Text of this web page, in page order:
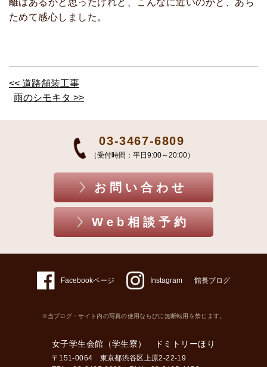
離はあるかと思ったけれど、こんなに近いのかと、あら
ためて感心しました。
<< 道路舗装工事
雨のシモキタ >>
03-3467-6809
（受付時間：平日9:00～20:00）
お問い合わせ
Web相談予約
Facebookページ Instagram 館長ブログ
※当ブログ・サイト内の写真の使用ならびに無断転用を禁じます。
女子学生会館（学生寮） ドミトリーほり
〒151-0064 東京都渋谷区上原2-22-19